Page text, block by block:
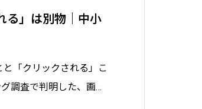
る」は別物｜中小
「クリックされる」こ
調査で判明した、画像